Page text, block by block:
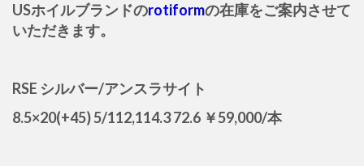
USホイルブランドのrotiformの在庫をご案内させて
いただきます。
RSE シルバー/アンスラサイト
8.5×20(+45) 5/112,114.3 72.6 ￥59,000/本